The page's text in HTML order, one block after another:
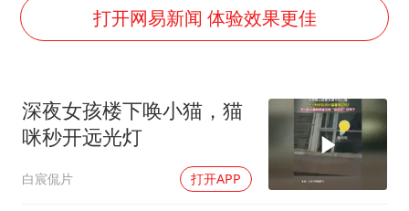
欧阳娜娜窦靖童好搭
中国女篮70-67险胜尼日利亚女篮
“新疆阿勒泰八月能滑雪”不实
日本试射“战斧”导弹，国防部回应
胡彦斌韩磊 谁帮谁
打开网易新闻 体验效果更佳
深夜女孩楼下唤小猫，猫
咪秒开远光灯
白宸侃片 打开APP